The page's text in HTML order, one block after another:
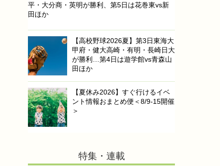
平・大分商・英明が勝利、第5日は花巻東vs新
田ほか
【高校野球2026夏】第3日東海大
甲府・健大高崎・有明・長崎日大
が勝利…第4日は遊学館vs青森山
田ほか
【夏休み2026】すぐ行けるイベ
ント情報おまとめ便＜8/9-15開催
＞
特集・連載